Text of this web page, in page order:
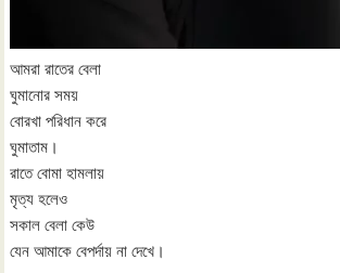
আমরা রাতের বেলা
ঘুমানোর সময়
বোরখা পরিধান করে
ঘুমাতাম।
রাতে বোমা হামলায়
মৃত্য হলেও
সকাল বেলা কেউ
যেন আমাকে বেপর্দায় না দেখে।